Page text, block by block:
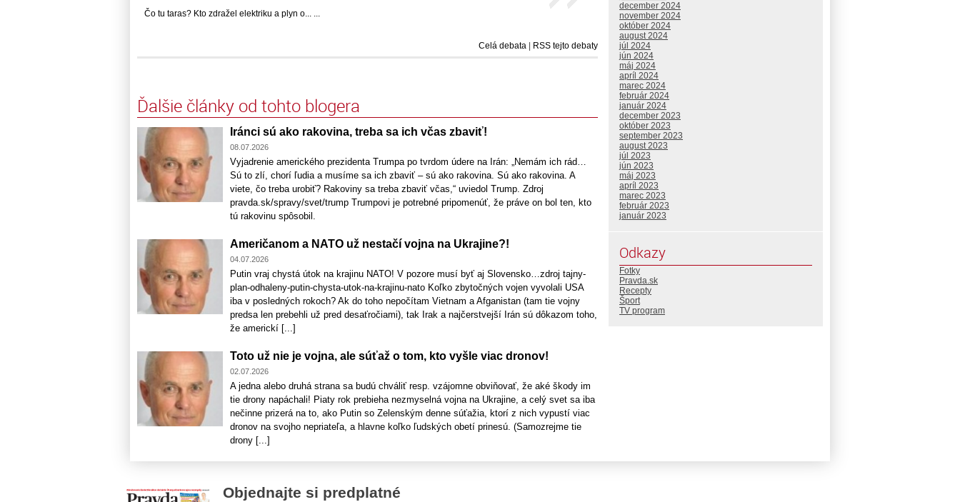
Čo tu taras? Kto zdražel elektriku a plyn o... ...
Celá debata RSS tejto debaty
Ďalšie články od tohto blogera
Iránci sú ako rakovina, treba sa ich včas zbaviť!
08.07.2026
Vyjadrenie amerického prezidenta Trumpa po tvrdom údere na Irán: „Nemám ich rád…
Sú to zlí, chorí ľudia a musíme sa ich zbaviť – sú ako rakovina. Sú ako rakovina. A
viete, čo treba urobiť? Rakoviny sa treba zbaviť včas,“ uviedol Trump. Zdroj
pravda.sk/spravy/svet/trump Trumpovi je potrebné pripomenúť, že práve on bol ten, kto
tú rakovinu spôsobil.
Američanom a NATO už nestačí vojna na Ukrajine?!
04.07.2026
Putin vraj chystá útok na krajinu NATO! V pozore musí byť aj Slovensko…zdroj tajny-
plan-odhaleny-putin-chysta-utok-na-krajinu-nato Koľko zbytočných vojen vyvolali USA
iba v posledných rokoch? Ak do toho nepočítam Vietnam a Afganistan (tam tie vojny
predsa len prebehli už pred desaťročiami), tak Irak a najčerstvejší Irán sú dôkazom toho,
že americkí [...]
Toto už nie je vojna, ale súťaž o tom, kto vyšle viac dronov!
02.07.2026
A jedna alebo druhá strana sa budú chváliť resp. vzájomne obviňovať, že aké škody im
tie drony napáchali! Piaty rok prebieha nezmyselná vojna na Ukrajine, a celý svet sa iba
nečinne prizerá na to, ako Putin so Zelenským denne súťažia, ktorí z nich vypustí viac
dronov na svojho nepriateľa, a hlavne koľko ľudských obetí prinesú. (Samozrejme tie
drony [...]
december 2024
november 2024
október 2024
august 2024
júl 2024
jún 2024
máj 2024
apríl 2024
marec 2024
február 2024
január 2024
december 2023
október 2023
september 2023
august 2023
júl 2023
jún 2023
máj 2023
apríl 2023
marec 2023
február 2023
január 2023
Odkazy
Fotky
Pravda.sk
Recepty
Šport
TV program
Objednajte si predplatné